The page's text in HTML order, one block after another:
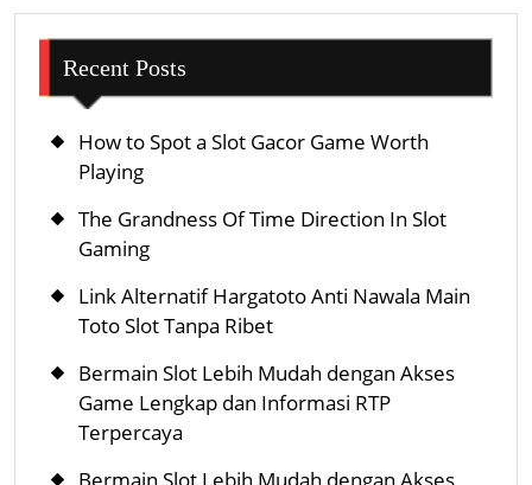
Recent Posts
How to Spot a Slot Gacor Game Worth
Playing
The Grandness Of Time Direction In Slot
Gaming
Link Alternatif Hargatoto Anti Nawala Main
Toto Slot Tanpa Ribet
Bermain Slot Lebih Mudah dengan Akses
Game Lengkap dan Informasi RTP
Terpercaya
Bermain Slot Lebih Mudah dengan Akses